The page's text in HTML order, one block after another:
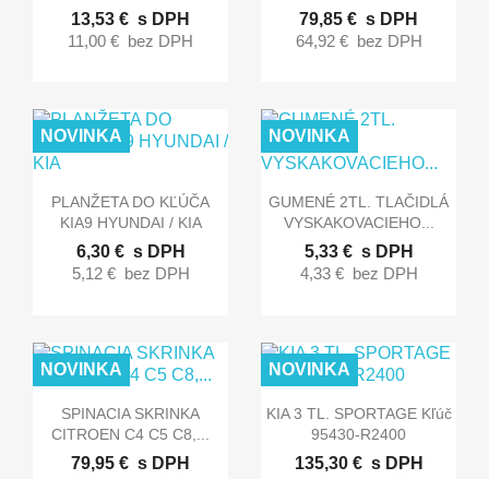
13,53 € s DPH
11,00 € bez DPH
79,85 € s DPH
64,92 € bez DPH
 Rýchly náhľad
PLANŽETA DO KĽÚČA
KIA9 HYUNDAI / KIA
6,30 € s DPH
5,12 € bez DPH
NOVINKA
 Rýchly náhľad
GUMENÉ 2TL. TLAČIDLÁ
VYSKAKOVACIEHO...
5,33 € s DPH
4,33 € bez DPH
NOVINKA
 Rýchly náhľad
SPINACIA SKRINKA
CITROEN C4 C5 C8,...
79,95 € s DPH
NOVINKA
 Rýchly náhľad
KIA 3 TL. SPORTAGE Kľúč
95430-R2400
135,30 € s DPH
NOVINKA